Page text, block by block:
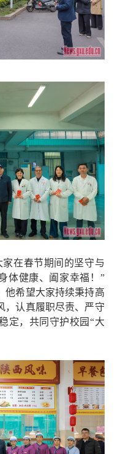
在春节期间的坚守与
体健康、阖家幸福！”
他希望大家持续秉持高
，认真履职尽责、严守
定，共同守护校园“大